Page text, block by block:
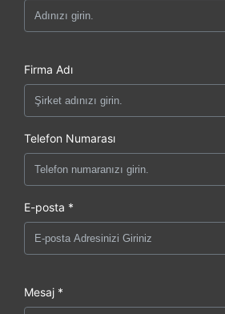
Firma Adı
Telefon Numarası
E-posta *
Mesaj *